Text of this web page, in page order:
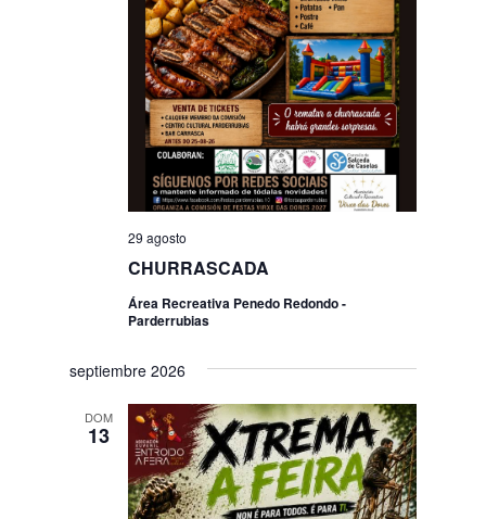
CHURRASCADA
29 agosto
Área Recreativa Penedo Redondo -
Parderrubias
septiembre 2026
DOM
13